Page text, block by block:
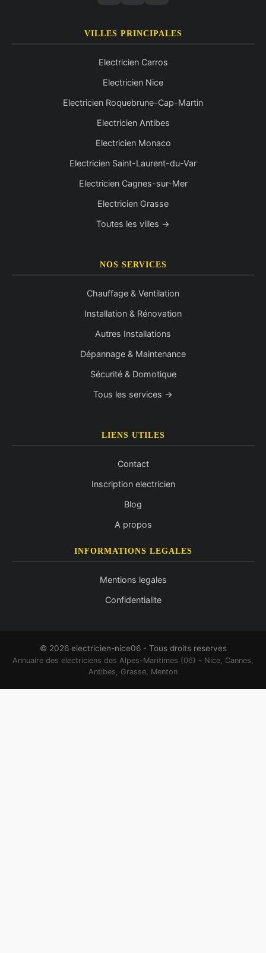
VILLES PRINCIPALES
Electricien Carros
Electricien Nice
Electricien Roquebrune-Cap-Martin
Electricien Antibes
Electricien Monaco
Electricien Saint-Laurent-du-Var
Electricien Cagnes-sur-Mer
Electricien Grasse
Toutes les villes →
NOS SERVICES
Chauffage & Ventilation
Installation & Rénovation
Autres Installations
Dépannage & Maintenance
Sécurité & Domotique
Tous les services →
LIENS UTILES
Contact
Inscription electricien
Blog
A propos
INFORMATIONS LEGALES
Mentions legales
Confidentialite
© 2026 electricien-nice06 - Tous droits reserves
Annuaire des electriciens des Alpes-Maritimes (06) - Nice, Cannes,
Antibes, Grasse, Menton